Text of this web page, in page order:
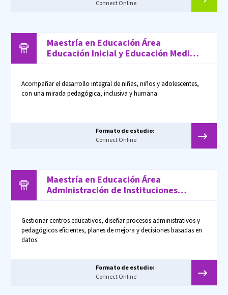
Connect Online
Maestría en Educación Área
Educación Inicial y Educación Media /
Acompañar el desarrollo integral de niñas, niños y adolescentes,
con una mirada pedagógica, inclusiva y humana.
Formato de estudio:
Connect Online
Maestría en Educación Área
Administración de Instituciones
Gestionar centros educativos, diseñar procesos administrativos y
pedagógicos eficientes, planes de mejora y decisiones basadas en
datos.
Formato de estudio:
Connect Online